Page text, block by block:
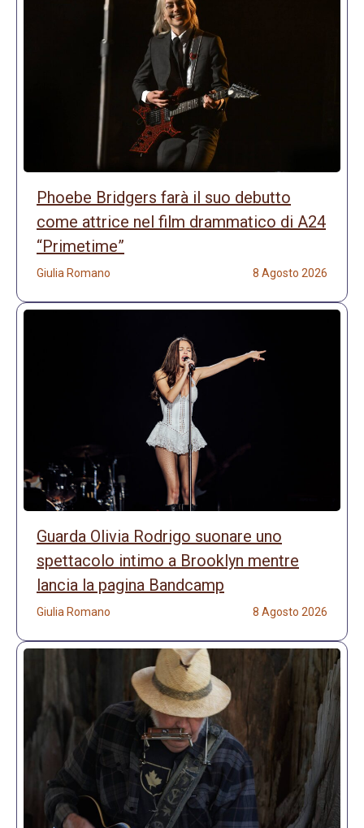
Phoebe Bridgers farà il suo debutto
come attrice nel film drammatico di A24
“Primetime”
Giulia Romano 8 Agosto 2026
Guarda Olivia Rodrigo suonare uno
spettacolo intimo a Brooklyn mentre
lancia la pagina Bandcamp
Giulia Romano 8 Agosto 2026